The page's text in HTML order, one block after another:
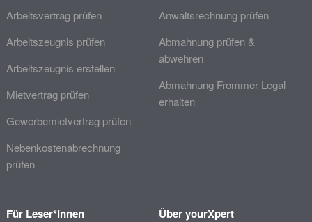
Arbeitsvertrag prüfen
Arbeitszeugnis prüfen
Arbeitszeugnis erstellen
Mietvertrag prüfen
Gewerbemietvertrag prüfen
Nebenkostenabrechnung
prüfen
Anwaltsrechnung prüfen
Abmahnung prüfen &
abwehren
Abmahnung Frommer Legal
erhalten
Für Leser*innen Über yourXpert